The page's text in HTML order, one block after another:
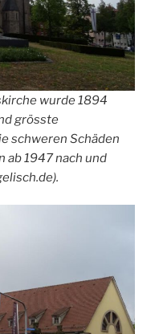
wurde 1894
grösste
schweren Schäden
ab 1947 nach und